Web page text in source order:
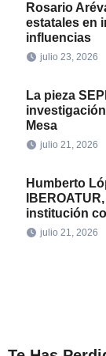
Rosario
estatales en
influencias
julio 23, 2026
La pieza
Mesa
julio 21, 2026
Humberto
institución
julio 21, 2026